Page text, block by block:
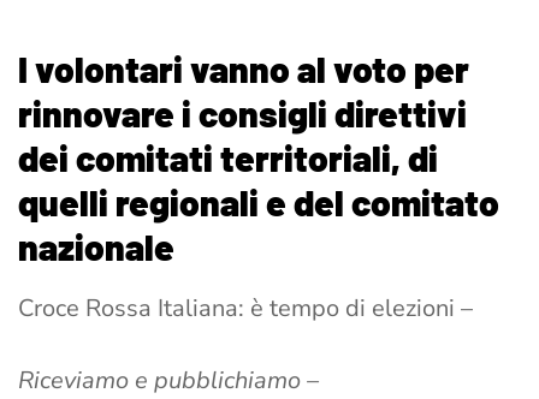
I volontari vanno al voto per
rinnovare i consigli direttivi
dei comitati territoriali, di
quelli regionali e del comitato
nazionale
Croce Rossa Italiana: è tempo di elezioni –
Riceviamo e pubblichiamo –